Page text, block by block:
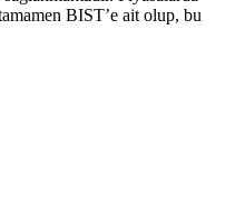
BIST’e ait olup, bu